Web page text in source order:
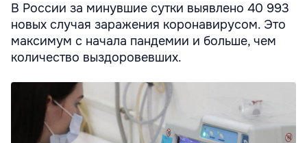
В России за минувшие сутки выявлено 40 993
новых случая заражения коронавирусом. Это
максимум с начала пандемии и больше, чем
количество выздоровевших.